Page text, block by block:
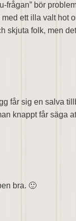
bör
ett illa valt hot
folk, men
får sig en salva
knappt får säga
bra. 🙂